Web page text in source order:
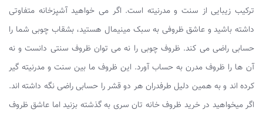
ترکیب زیبایی از سنت و مدرنیته است. اگر می خواهید آشپزخانه متفاوتی
داشته باشید و عاشق ظروفی به سبک مینیمال هستید، بشقاب چوبی شما را
حسابی راضی می کند. ظروف چوبی را نه می توان ظروف سنتی دانست و نه
آن ها را ظروف مدرن به حساب آورد. این ظروف ما بین سنت و مدرنیته گیر
کرده اند و به همین دلیل طرفدران هر دو قشر را حسابی راضی نگه داشته اند.
اگر میخواهید در خرید ظروف خانه تان سری به گذشته بزنید اما عاشق ظروف